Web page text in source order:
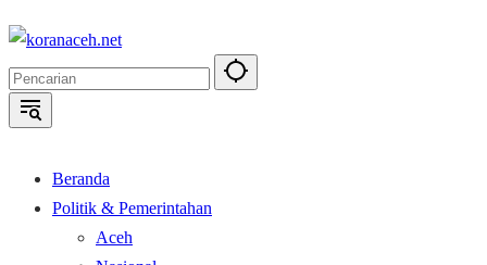
Langsung
konten
Beranda
Politik & Pemerintahan
Aceh